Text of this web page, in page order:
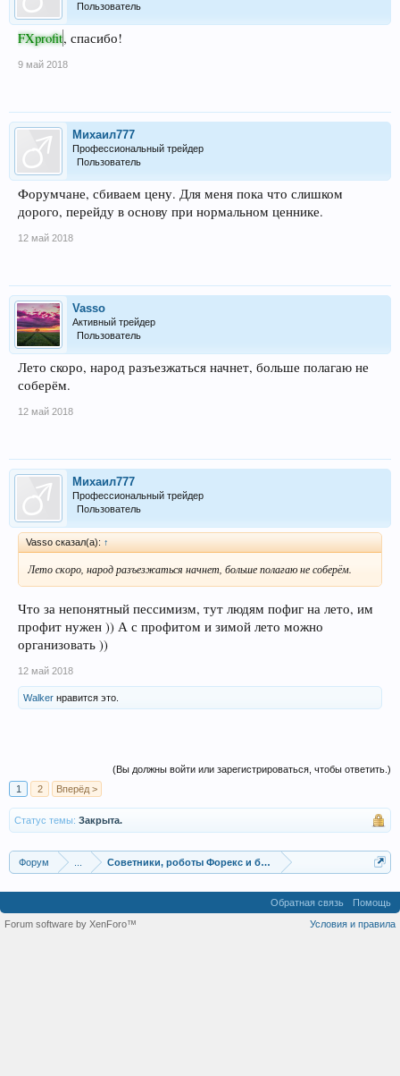
Пользователь
FXprofit, спасибо!
9 май 2018
Михаил777
Профессиональный трейдер
Пользователь
Форумчане, сбиваем цену. Для меня пока что слишком
дорого, перейду в основу при нормальном ценнике.
12 май 2018
Vasso
Активный трейдер
Пользователь
Лето скоро, народ разъезжаться начнет, больше полагаю не
соберём.
12 май 2018
Михаил777
Профессиональный трейдер
Пользователь
Vasso сказал(а): ↑
Лето скоро, народ разъезжаться начнет, больше полагаю не соберём.
Что за непонятный пессимизм, тут людям пофиг на лето, им
профит нужен )) А с профитом и зимой лето можно
организовать ))
12 май 2018
Walker нравится это.
(Вы должны войти или зарегистрироваться, чтобы ответить.)
1
2 Вперёд >
Статус темы: Закрыта.
Форум Советники, роботы Форекс и бинарных опционов
Обратная связь
Помощь
Условия и правила
Forum software by XenForo™